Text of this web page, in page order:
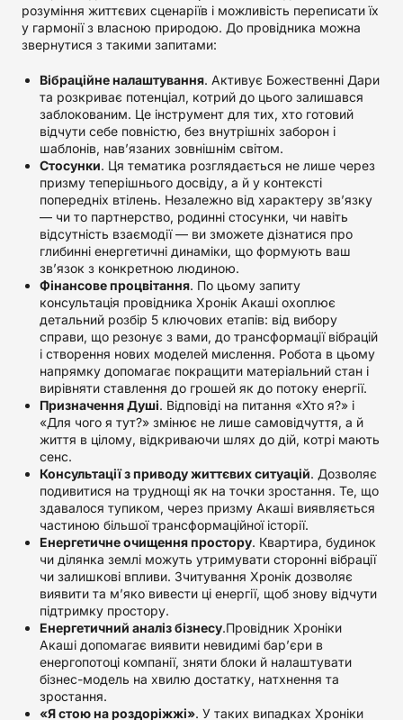
розуміння життєвих сценаріїв і можливість переписати їх
у гармонії з власною природою. До провідника можна
звернутися з такими запитами:
Вібраційне налаштування. Активує Божественні Дари
та розкриває потенціал, котрий до цього залишався
заблокованим. Це інструмент для тих, хто готовий
відчути себе повністю, без внутрішніх заборон і
шаблонів, нав’язаних зовнішнім світом.
Стосунки. Ця тематика розглядається не лише через
призму теперішнього досвіду, а й у контексті
попередніх втілень. Незалежно від характеру зв’язку
— чи то партнерство, родинні стосунки, чи навіть
відсутність взаємодії — ви зможете дізнатися про
глибинні енергетичні динаміки, що формують ваш
зв’язок з конкретною людиною.
Фінансове процвітання. По цьому запиту
консультація провідника Хронік Акаші охоплює
детальний розбір 5 ключових етапів: від вибору
справи, що резонує з вами, до трансформації вібрацій
і створення нових моделей мислення. Робота в цьому
напрямку допомагає покращити матеріальний стан і
вирівняти ставлення до грошей як до потоку енергії.
Призначення Душі. Відповіді на питання «Хто я?» і
«Для чого я тут?» змінює не лише самовідчуття, а й
життя в цілому, відкриваючи шлях до дій, котрі мають
сенс.
Консультації з приводу життєвих ситуацій. Дозволяє
подивитися на труднощі як на точки зростання. Те, що
здавалося тупиком, через призму Акаші виявляється
частиною більшої трансформаційної історії.
Енергетичне очищення простору. Квартира, будинок
чи ділянка землі можуть утримувати сторонні вібрації
чи залишкові впливи. Зчитування Хронік дозволяє
виявити та м’яко вивести ці енергії, щоб знову відчути
підтримку простору.
Енергетичний аналіз бізнесу.Провідник Хроніки
Акаші допомагає виявити невидимі бар’єри в
енергопотоці компанії, зняти блоки й налаштувати
бізнес-модель на хвилю достатку, натхнення та
зростання.
«Я стою на роздоріжжі». У таких випадках Хроніки